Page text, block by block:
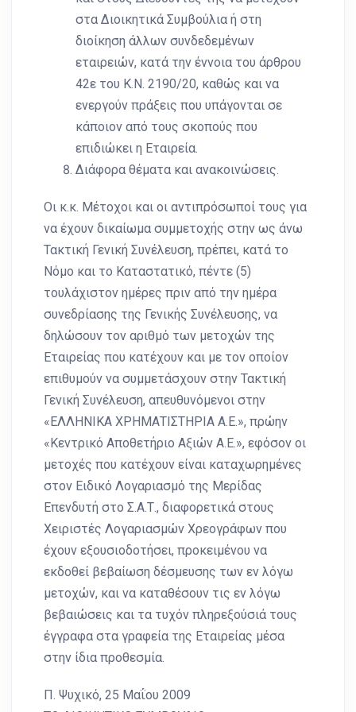
στα Διοικητικά Συμβούλια ή στη
διοίκηση άλλων συνδεδεμένων
εταιρειών, κατά την έννοια του άρθρου
42ε του Κ.Ν. 2190/20, καθώς και να
ενεργούν πράξεις που υπάγονται σε
κάποιον από τους σκοπούς που
επιδιώκει η Εταιρεία.
Διάφορα θέματα και ανακοινώσεις.
Οι κ.κ. Μέτοχοι και οι αντιπρόσωποί τους για
να έχουν δικαίωμα συμμετοχής στην ως άνω
Τακτική Γενική Συνέλευση, πρέπει, κατά το
Νόμο και το Καταστατικό, πέντε (5)
τουλάχιστον ημέρες πριν από την ημέρα
συνεδρίασης της Γενικής Συνέλευσης, να
δηλώσουν τον αριθμό των μετοχών της
Εταιρείας που κατέχουν και με τον οποίον
επιθυμούν να συμμετάσχουν στην Τακτική
Γενική Συνέλευση, απευθυνόμενοι στην
«ΕΛΛΗΝΙΚΑ ΧΡΗΜΑΤΙΣΤΗΡΙΑ Α.Ε.», πρώην
«Κεντρικό Αποθετήριο Αξιών Α.Ε.», εφόσον οι
μετοχές που κατέχουν είναι καταχωρημένες
στον Ειδικό Λογαριασμό της Μερίδας
Επενδυτή στο Σ.Α.Τ., διαφορετικά στους
Χειριστές Λογαριασμών Χρεογράφων που
έχουν εξουσιοδοτήσει, προκειμένου να
εκδοθεί βεβαίωση δέσμευσης των εν λόγω
μετοχών, και να καταθέσουν τις εν λόγω
βεβαιώσεις και τα τυχόν πληρεξούσιά τους
έγγραφα στα γραφεία της Εταιρείας μέσα
στην ίδια προθεσμία.
Π. Ψυχικό, 25 Μαΐου 2009